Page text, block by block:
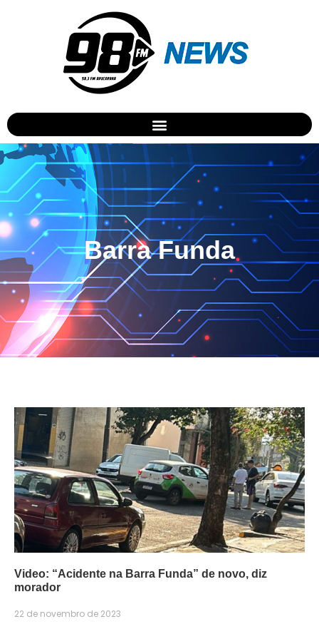
Barra Funda
Video: “Acidente na Barra Funda” de novo, diz
morador
22 de novembro de 2023